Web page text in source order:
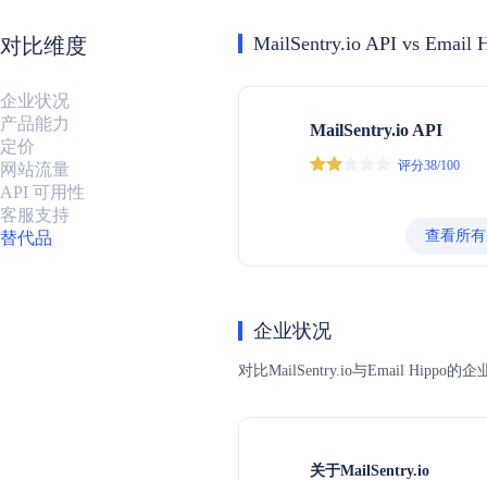
对比维度
企业状况
产品能力
定价
网站流量
API 可用性
客服支持
替代品
MailSentry.io API vs Email
MailSentry.io API
评分38/100
查看所
企业状况
对比MailSentry.io与Email Hippo的
关于MailSentry.io